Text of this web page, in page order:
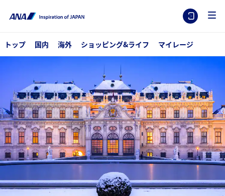
トップ 国内 海外 ショッピング&ライフ マイレージ